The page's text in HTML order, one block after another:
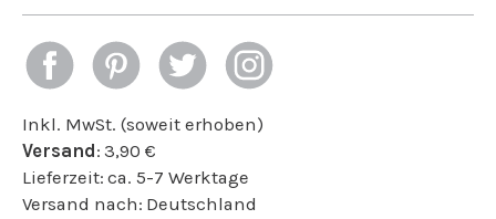
Inkl. MwSt. (soweit erhoben)
Versand: 3,90 €
Lieferzeit: ca. 5-7 Werktage
Versand nach: Deutschland